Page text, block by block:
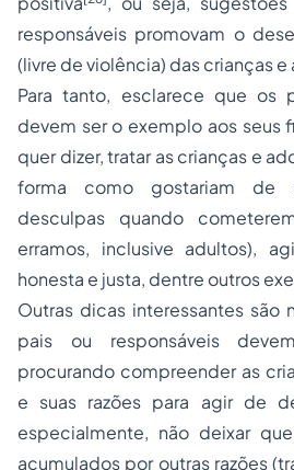
responsáveis promovam o
(livre de violência) das crianças
Para tanto, esclarece que os
devem ser o exemplo aos seus
quer dizer, tratar as crianças e
forma como gostariam de
desculpas quando
erramos, inclusive adultos),
honesta e justa, dentre outros
Outras dicas interessantes
pais ou responsáveis
procurando compreender as
e suas razões para agir de
especialmente, não deixar
acumulados por outras razões